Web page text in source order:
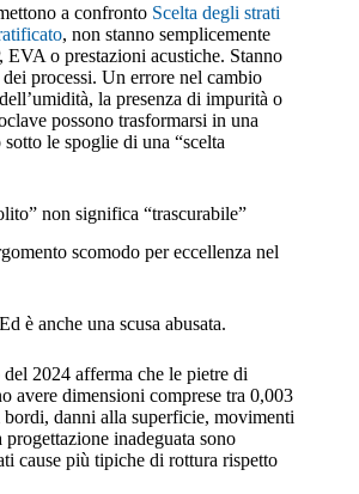
a confronto Scelta degli strati
, non stanno semplicemente
EVA o prestazioni acustiche. Stanno
processi. Un errore nel cambio
la presenza di impurità o
possono trasformarsi in una
le spoglie di una “scelta
non significa “trascurabile”
scomodo per eccellenza nel
è anche una scusa abusata.
2024 afferma che le pietre di
avere dimensioni comprese tra 0,003
danni alla superficie, movimenti
progettazione inadeguata sono
cause più tipiche di rottura rispetto